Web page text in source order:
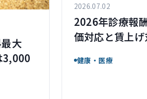
大
3,000
2026.07.02
2026年診療報
価対応と賃上
健康・医療